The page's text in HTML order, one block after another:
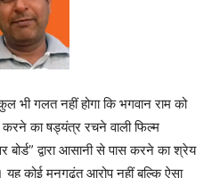
भी गलत नहीं होगा कि भगवान राम को
का षड्यंत्र रचने वाली फिल्म
द्वारा आसानी से पास करने का श्रेय
कोई मनगढ़ंत आरोप नहीं बल्कि ऐसा